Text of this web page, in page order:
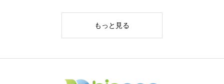
もっと見る